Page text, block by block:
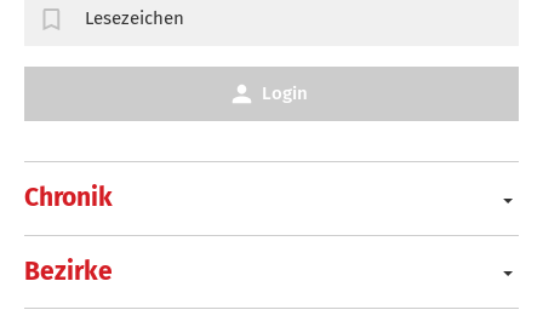
Chronik
Bezirke
Lesezeichen
Login